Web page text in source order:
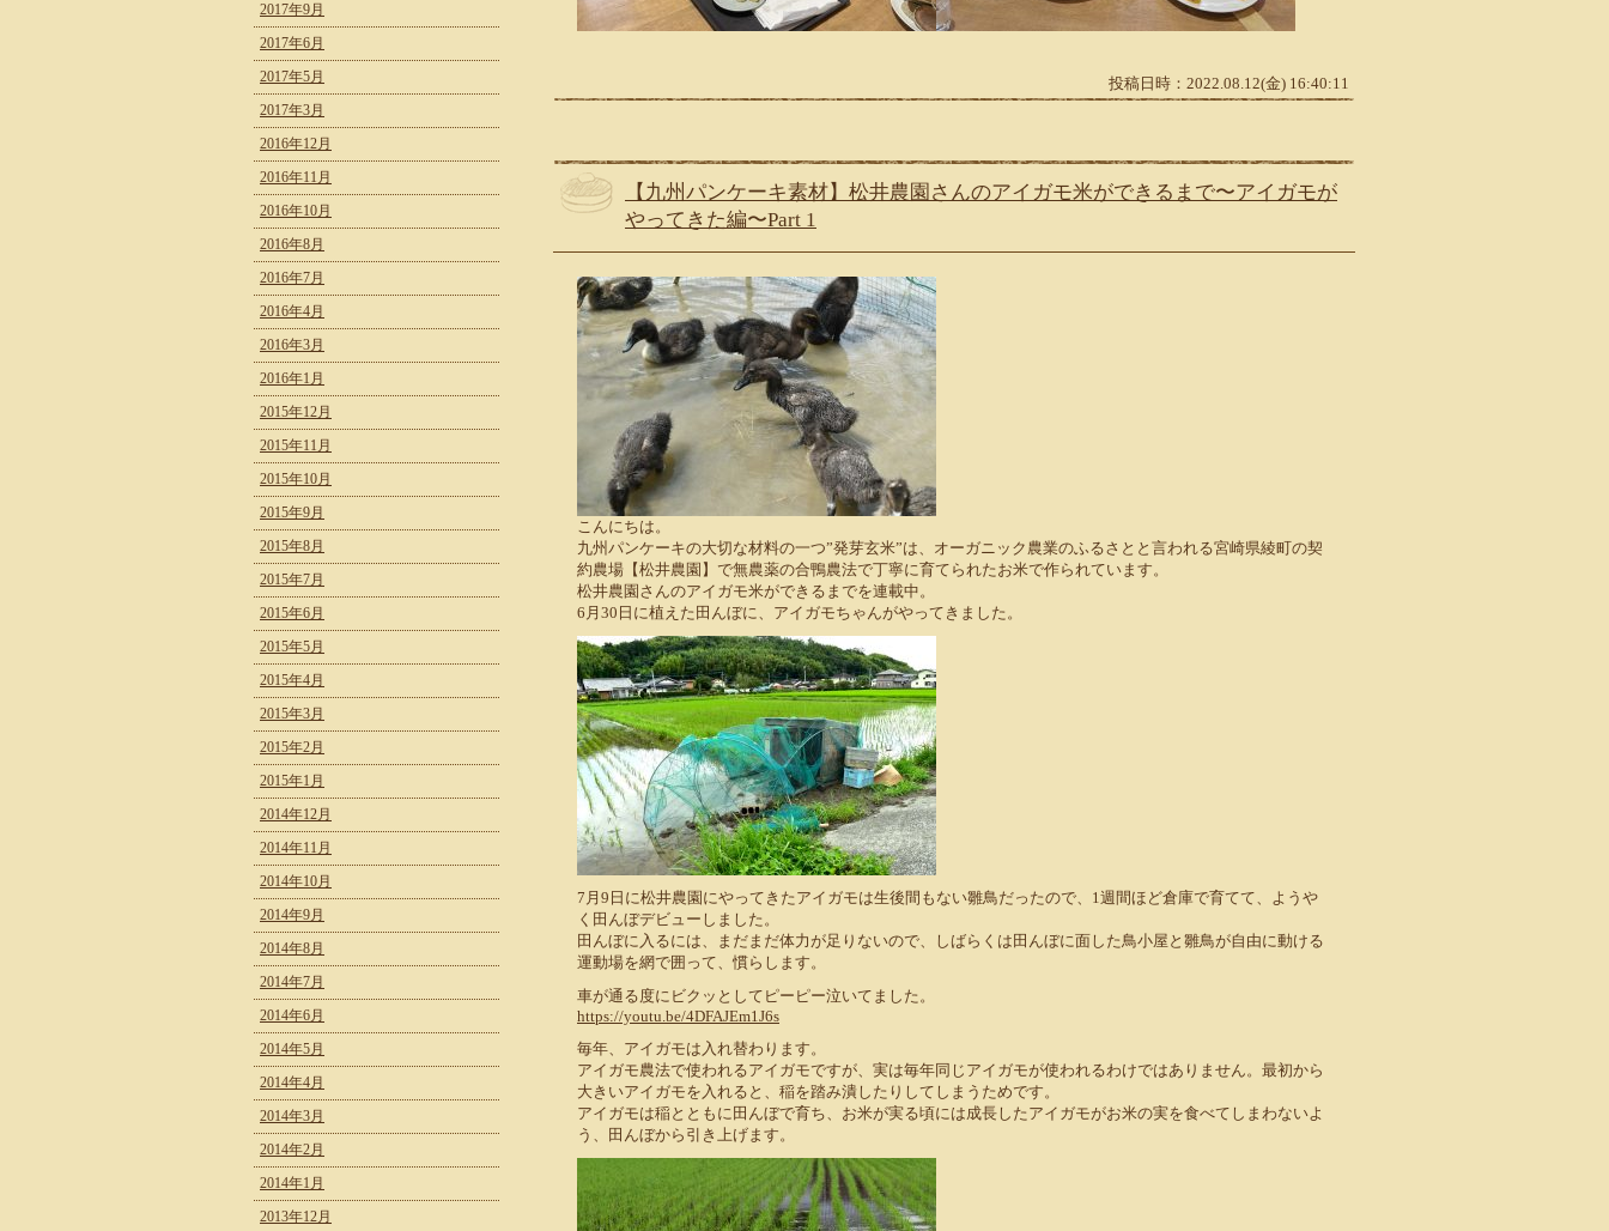
投稿日時：2022.08.12(金) 16:40:11
【九州パンケーキ素材】松井農園さんのアイガモ米ができるまで〜アイガモが
やってきた編〜Part 1
こんにちは。
九州パンケーキの大切な材料の一つ”発芽玄米”は、オーガニック農業のふるさとと言われる宮崎県綾町の契
約農場【松井農園】で無農薬の合鴨農法で丁寧に育てられたお米で作られています。
松井農園さんのアイガモ米ができるまでを連載中。
6月30日に植えた田んぼに、アイガモちゃんがやってきました。
7月9日に松井農園にやってきたアイガモは生後間もない雛鳥だったので、1週間ほど倉庫で育てて、ようや
く田んぼデビューしました。
田んぼに入るには、まだまだ体力が足りないので、しばらくは田んぼに面した鳥小屋と雛鳥が自由に動ける
運動場を網で囲って、慣らします。
車が通る度にビクッとしてピーピー泣いてました。
https://youtu.be/4DFAJEm1J6s
毎年、アイガモは入れ替わります。
アイガモ農法で使われるアイガモですが、実は毎年同じアイガモが使われるわけではありません。最初から
大きいアイガモを入れると、稲を踏み潰したりしてしまうためです。
アイガモは稲とともに田んぼで育ち、お米が実る頃には成長したアイガモがお米の実を食べてしまわないよ
う、田んぼから引き上げます。
2017年9月
2017年6月
2017年5月
2017年3月
2016年12月
2016年11月
2016年10月
2016年8月
2016年7月
2016年4月
2016年3月
2016年1月
2015年12月
2015年11月
2015年10月
2015年9月
2015年8月
2015年7月
2015年6月
2015年5月
2015年4月
2015年3月
2015年2月
2015年1月
2014年12月
2014年11月
2014年10月
2014年9月
2014年8月
2014年7月
2014年6月
2014年5月
2014年4月
2014年3月
2014年2月
2014年1月
2013年12月